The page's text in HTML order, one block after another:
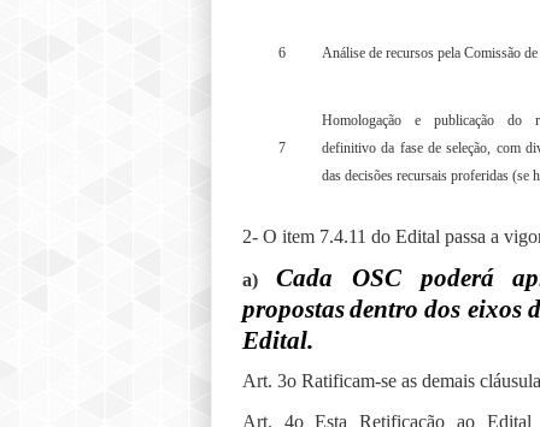
6 Análise de recursos pela Comissão de
7
Homologação e publicação do
definitivo da fase de seleção, com
das decisões recursais proferidas (se
2- O item 7.4.11 do Edital passa a
a) Cada OSC poderá
propostasdentro dos eixos
Edital.
Art. 3o Ratificam-se as demais
Art. 4o Esta Retificação ao